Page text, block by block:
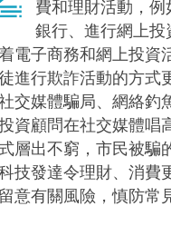
費和理財活動，例
銀行、進行網上投
電子商務和網上投資
進行欺詐活動的方式
交媒體騙局、網絡釣
資顧問在社交媒體唱
層出不窮，市民被騙
技發達令理財、消費
意有關風險，慎防常